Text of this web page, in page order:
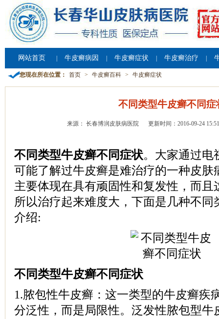
网站首页 牛皮癣病因 牛皮癣症状 牛皮癣治疗
您现在所在位置： 首页 > 牛皮癣百科 > 牛皮癣症状
不同类型牛皮癣不同症
来源： 长春博润皮肤病医院 更新时间：2016-09-24
不同类型牛皮癣不同症状。大家通过电
可能了解过牛皮癣是难治疗的一种皮肤
主要体现在具有顽固性和复发性，而且
所以治疗起来难度大，下面是几种不同
介绍:
不同类型牛皮癣不同症状
1.脓包性牛皮癣：这一类型的牛皮癣疾
分泛性，而是局限性。泛发性脓包型牛